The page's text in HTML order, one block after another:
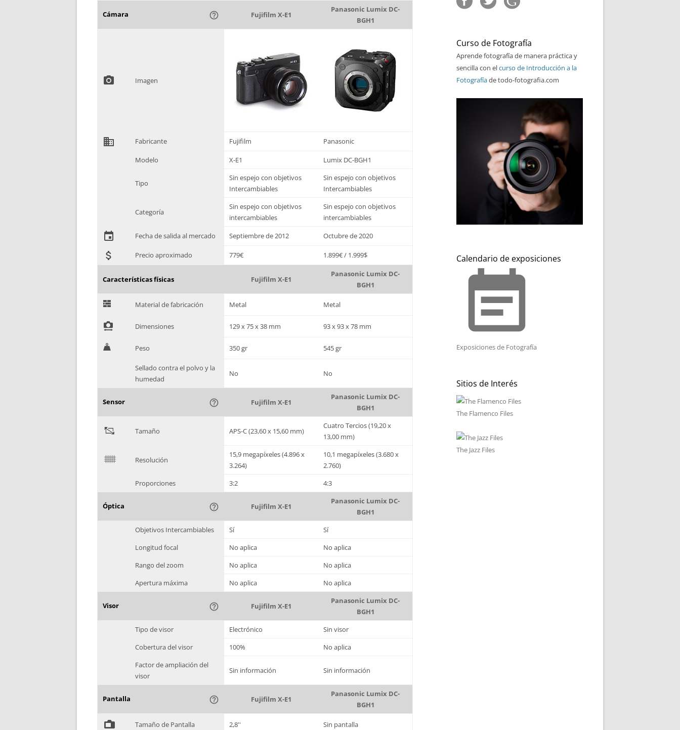
Cámara help_outline Fujifilm X-E1
Panasonic Lumix DC-
BGH1
photo_camera Imagen
domain Fabricante Fujifilm Panasonic
Modelo X-E1 Lumix DC-BGH1
Tipo
Sin espejo con objetivos
Intercambiables
Sin espejo con objetivos
Intercambiables
Categoría
Sin espejo con objetivos
intercambiables
Sin espejo con objetivos
intercambiables
event Fecha de salida al mercado Septiembre de 2012 Octubre de 2020
attach_money Precio aproximado 779€ 1.899€ / 1.999$
Características físicas Fujifilm X-E1
Panasonic Lumix DC-
BGH1
G Material de fabricación Metal Metal
! Dimensiones 129 x 75 x 38 mm 93 x 93 x 78 mm
H Peso 350 gr 545 gr
Sellado contra el polvo y la
humedad
No No
Sensor help_outline Fujifilm X-E1
Panasonic Lumix DC-
BGH1
" Tamaño APS-C (23,60 x 15,60 mm)
Cuatro Tercios (19,20 x
13,00 mm)
$ Resolución
15,9 megapíxeles (4.896 x
3.264)
10,1 megapíxeles (3.680 x
2.760)
Proporciones
3:2 4:3
Óptica help_outline Fujifilm X-E1
Panasonic Lumix DC-
BGH1
Objetivos Intercambiables
Sí
Sí
Longitud focal
No aplica
No aplica
Rango del zoom
No aplica
No aplica
Apertura máxima
No aplica No aplica
Visor help_outline Fujifilm X-E1
Panasonic Lumix DC-
BGH1
Tipo de visor
Electrónico
Sin visor
Cobertura del visor
100%
No aplica
Factor de ampliación del
visor
Sin información Sin información
Pantalla help_outline Fujifilm X-E1
Panasonic Lumix DC-
BGH1
% Tamaño de Pantalla 2,8'' Sin pantalla
Curso de Fotografía
Aprende fotografía de manera práctica y
sencilla con elcurso de Introducción a la
Fotografíade todo-fotografia.com
Calendario de exposiciones
event_note
Exposiciones de Fotografía
Sitios de Interés
The Flamenco Files
The Jazz Files